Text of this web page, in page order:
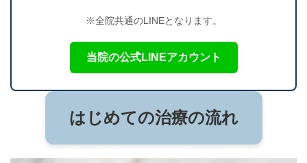
※全院共通のLINEとなります。
当院の公式LINEアカウント
はじめての治療の流れ